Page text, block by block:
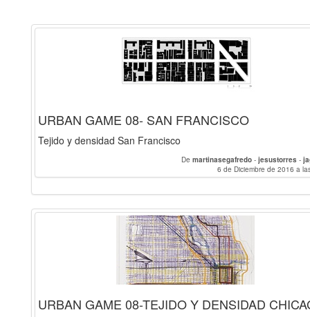
URBAN GAME 08- SAN FRANCISCO
Tejido y densidad San Francisco
De martinasegafredo - jesustorres -
6 de Diciembre de 2016 a
URBAN GAME 08-TEJIDO Y DENSIDAD